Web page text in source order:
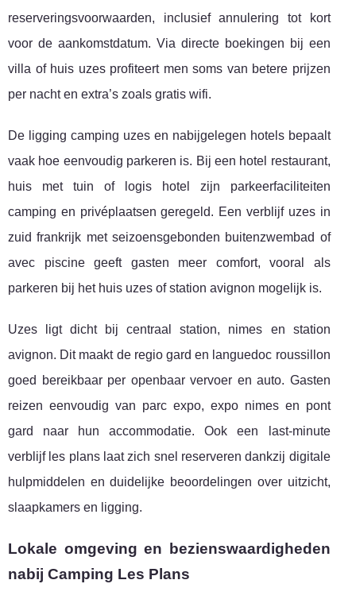
reserveringsvoorwaarden, inclusief annulering tot kort
voor de aankomstdatum. Via directe boekingen bij een
villa of huis uzes profiteert men soms van betere prijzen
per nacht en extra’s zoals gratis wifi.
De ligging camping uzes en nabijgelegen hotels bepaalt
vaak hoe eenvoudig parkeren is. Bij een hotel restaurant,
huis met tuin of logis hotel zijn parkeerfaciliteiten
camping en privéplaatsen geregeld. Een verblijf uzes in
zuid frankrijk met seizoensgebonden buitenzwembad of
avec piscine geeft gasten meer comfort, vooral als
parkeren bij het huis uzes of station avignon mogelijk is.
Uzes ligt dicht bij centraal station, nimes en station
avignon. Dit maakt de regio gard en languedoc roussillon
goed bereikbaar per openbaar vervoer en auto. Gasten
reizen eenvoudig van parc expo, expo nimes en pont
gard naar hun accommodatie. Ook een last-minute
verblijf les plans laat zich snel reserveren dankzij digitale
hulpmiddelen en duidelijke beoordelingen over uitzicht,
slaapkamers en ligging.
Lokale omgeving en bezienswaardigheden
nabij Camping Les Plans